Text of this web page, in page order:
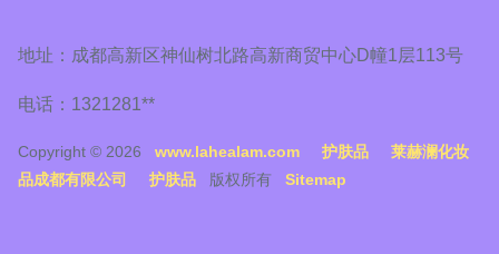
地址：成都高新区神仙树北路高新商贸中心D幢1层113号
电话：1321281**
Copyright © 2026 www.lahealam.com 护肤品
莱赫澜化妆
品成都有限公司
护肤品 版权所有 Sitemap